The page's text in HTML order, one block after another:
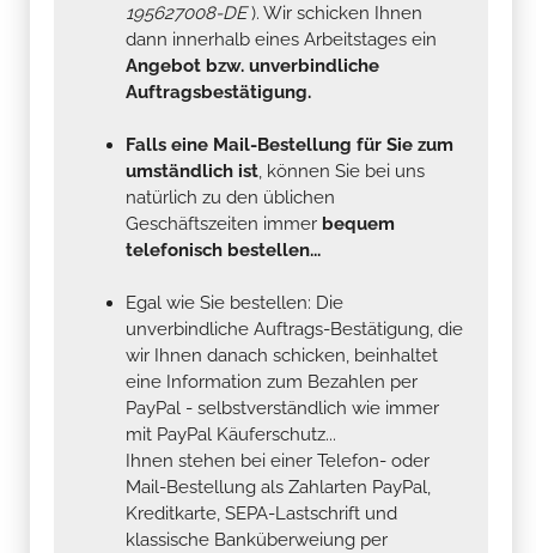
195627008-DE). Wir schicken Ihnen
dann innerhalb eines Arbeitstages ein
Angebot bzw. unverbindliche
Auftragsbestätigung.
Falls eine Mail-Bestellung für Sie zum
umständlich ist, können Sie bei uns
natürlich zu den üblichen
Geschäftszeiten immer bequem
telefonisch bestellen...
Egal wie Sie bestellen: Die
unverbindliche Auftrags-Bestätigung, die
wir Ihnen danach schicken, beinhaltet
eine Information zum Bezahlen per
PayPal - selbstverständlich wie immer
mit PayPal Käuferschutz...
Ihnen stehen bei einer Telefon- oder
Mail-Bestellung als Zahlarten PayPal,
Kreditkarte, SEPA-Lastschrift und
klassische Banküberweiung per